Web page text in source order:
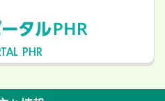
PHR